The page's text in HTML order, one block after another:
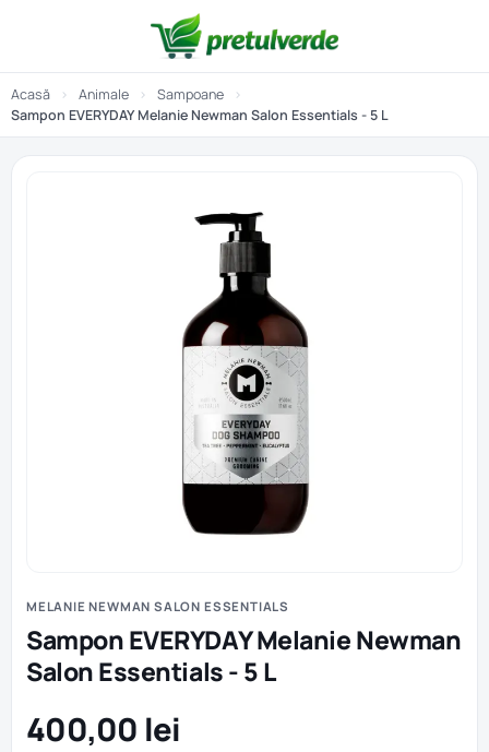
Acasă › Animale › Sampoane
›
Sampon EVERYDAY Melanie Newman Salon Essentials - 5 L
MELANIE NEWMAN SALON ESSENTIALS
Sampon EVERYDAY Melanie Newman
Salon Essentials - 5 L
400,00 lei